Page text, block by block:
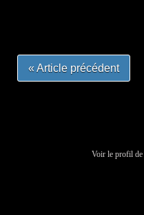
« Article précédent
Voir le profil de